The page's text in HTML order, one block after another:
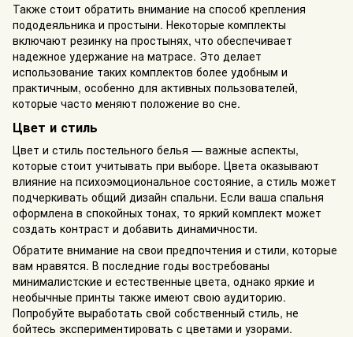
Также стоит обратить внимание на способ крепления
пододеяльника и простыни. Некоторые комплекты
включают резинку на простынях, что обеспечивает
надежное удержание на матрасе. Это делает
использование таких комплектов более удобным и
практичным, особенно для активных пользователей,
которые часто меняют положение во сне.
Цвет и стиль
Цвет и стиль постельного белья — важные аспекты,
которые стоит учитывать при выборе. Цвета оказывают
влияние на психоэмоциональное состояние, а стиль может
подчеркивать общий дизайн спальни. Если ваша спальня
оформлена в спокойных тонах, то яркий комплект может
создать контраст и добавить динамичности.
Обратите внимание на свои предпочтения и стили, которые
вам нравятся. В последние годы востребованы
минималистские и естественные цвета, однако яркие и
необычные принты также имеют свою аудиторию.
Попробуйте выработать свой собственный стиль, не
бойтесь экспериментировать с цветами и узорами.